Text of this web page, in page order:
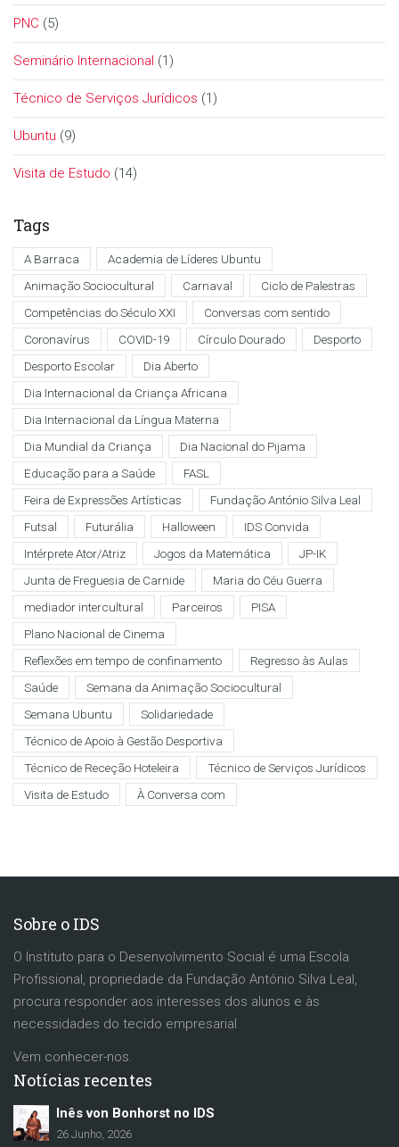
PNC (5)
Seminário Internacional (1)
Técnico de Serviços Jurídicos (1)
Ubuntu (9)
Visita de Estudo (14)
Tags
A Barraca
Academia de Líderes Ubuntu
Animação Sociocultural
Carnaval
Ciclo de Palestras
Competências do Século XXI
Conversas com sentido
Coronavírus
COVID-19 Círculo Dourado
Desporto
Desporto Escolar
Dia Aberto
Dia Internacional da Criança Africana
Dia Internacional da Língua Materna
Dia Mundial da Criança
Dia Nacional do Pijama
Educação para a Saúde
FASL
Feira de Expressões Artísticas
Fundação António Silva Leal
Futsal
Futurália Halloween
IDS Convida
Intérprete Ator/Atriz
Jogos da Matemática
JP-IK
Junta de Freguesia de Carnide
Maria do Céu Guerra
mediador intercultural
Parceiros
PISA
Plano Nacional de Cinema
Reflexões em tempo de confinamento
Regresso às Aulas
Saúde
Semana da Animação Sociocultural
Semana Ubuntu
Solidariedade
Técnico de Apoio à Gestão Desportiva
Técnico de Receção Hoteleira
Técnico de Serviços Jurídicos
Visita de Estudo
À Conversa com
Sobre o IDS
O Instituto para o Desenvolvimento Social é uma Escola
Profissional, propriedade da Fundação António Silva Leal,
procura responder aos interesses dos alunos e às
necessidades do tecido empresarial
Vem conhecer-nos.
Notícias recentes
Inês von Bonhorst no IDS
26 Junho, 2026